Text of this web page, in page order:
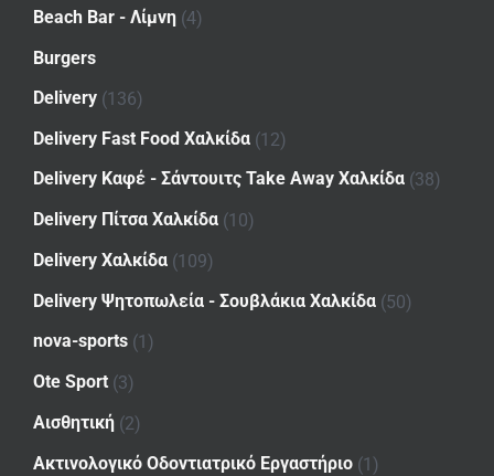
Beach Bar - Λίμνη (4)
Burgers
Delivery (136)
Delivery Fast Food Χαλκίδα (12)
Delivery Καφέ - Σάντουιτς Take Away Χαλκίδα (38)
Delivery Πίτσα Χαλκίδα (10)
Delivery Χαλκίδα (109)
Delivery Ψητοπωλεία - Σουβλάκια Χαλκίδα (50)
nova-sports (1)
Ote Sport (3)
Αισθητική (2)
Ακτινολογικό Οδοντιατρικό Εργαστήριο (1)